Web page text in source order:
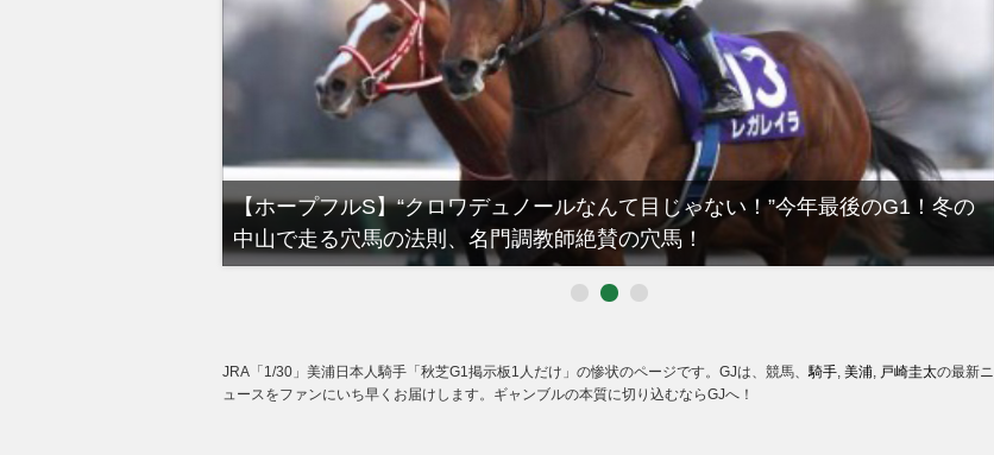
【ホープフルS】“クロワデュノールなんて目じゃない！”今年最後のG1！冬の
中山で走る穴馬の法則、名門調教師絶賛の穴馬！
JRA「1/30」美浦日本人騎手「秋芝G1掲示板1人だけ」の惨状のページです。GJは、競馬、騎手, 美浦, 戸崎圭太の最新ニ
ュースをファンにいち早くお届けします。ギャンブルの本質に切り込むならGJへ！